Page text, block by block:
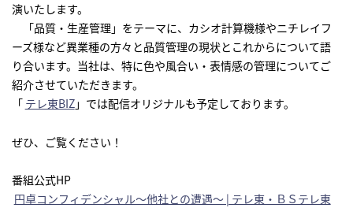
IR情報
採用情報
ニュース
演いたします。
「品質・生産管理」をテーマに、カシオ計算機様やニチレイフ
ーズ様など異業種の方々と品質管理の現状とこれからについて語
り合います。当社は、特に色や風合い・表情感の管理についてご
紹介させていただきます。
「 テレ東BIZ」では配信オリジナルも予定しております。
ぜひ、ご覧ください！
番組公式HP
円卓コンフィデンシャル～他社との遭遇～ | テレ東・ＢＳテレ東